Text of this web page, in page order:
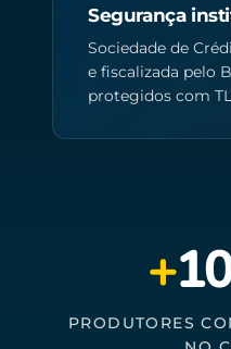
Segurança
Sociedade de
e fiscalizada pelo
protegidos com
+
PRODUTORES